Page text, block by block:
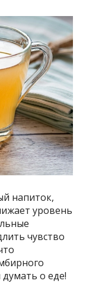
напиток,
уровень
чувство
о еде!